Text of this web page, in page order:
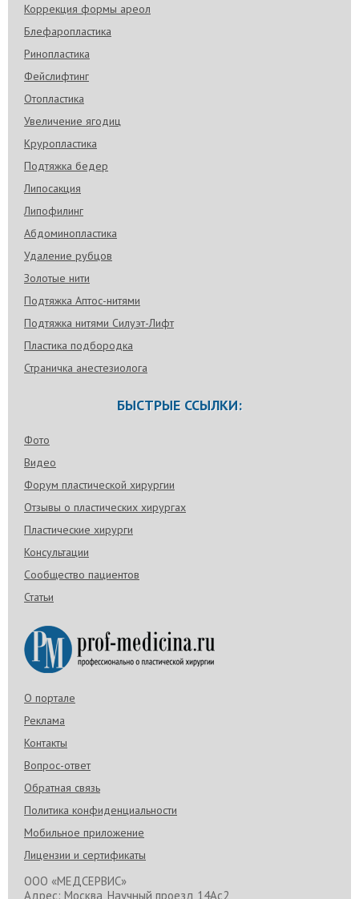
Коррекция формы ареол
Блефаропластика
Ринопластика
Фейслифтинг
Отопластика
Увеличение ягодиц
Круропластика
Подтяжка бедер
Липосакция
Липофилинг
Абдоминопластика
Удаление рубцов
Золотые нити
Подтяжка Аптос-нитями
Подтяжка нитями Силуэт-Лифт
Пластика подбородка
Страничка анестезиолога
БЫСТРЫЕ ССЫЛКИ:
Фото
Видео
Форум пластической хирургии
Отзывы о пластических хирургах
Пластические хирурги
Консультации
Сообщество пациентов
Статьи
О портале
Реклама
Контакты
Вопрос-ответ
Обратная связь
Политика конфиденциальности
Мобильное приложение
Лицензии и сертификаты
ООО «МЕДСЕРВИС»
Адрес: Москва, Научный проезд 14Ас2